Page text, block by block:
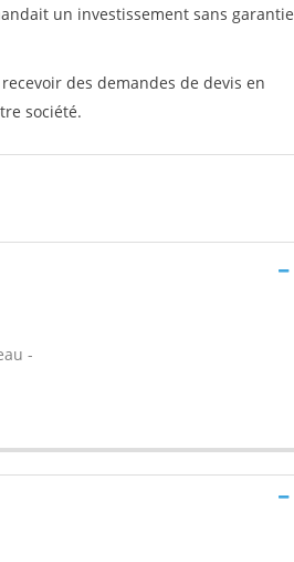
un investissement sans garantie
des demandes de devis en
société.
-